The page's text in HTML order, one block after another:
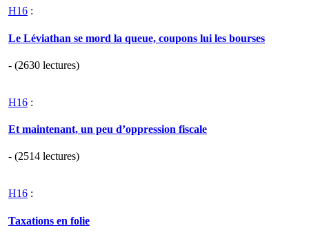
H16 :
Le Léviathan se mord la queue, coupons lui les bourses
- (2630 lectures)
H16 :
Et maintenant, un peu d’oppression fiscale
- (2514 lectures)
H16 :
Taxations en folie